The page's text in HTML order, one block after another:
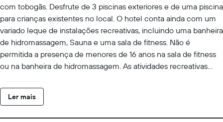
com tobogãs. Desfrute de 3 piscinas exteriores e de uma piscina
para crianças existentes no local. O hotel conta ainda com um
variado leque de instalações recreativas, incluindo uma banheira
de hidromassagem, Sauna e uma sala de fitness. Não é
permitida a presença de menores de 16 anos na sala de fitness
ou na banheira de hidromassagem. As atividades recreativas
poderão ser aplicadas taxas.
Ler mais